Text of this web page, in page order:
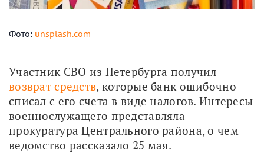
Фото: unsplash.com
возврат средств, которые банк ошибочно
списал с его счета в виде налогов. Интересы
военнослужащего представляла
прокуратура Центрального района, о чем
ведомство рассказало 25 мая.